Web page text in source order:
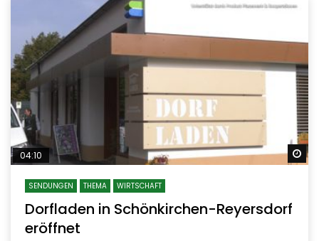
04:10
SENDUNGEN THEMA WIRTSCHAFT
Dorfladen in Schönkirchen-Reyersdorf
eröffnet